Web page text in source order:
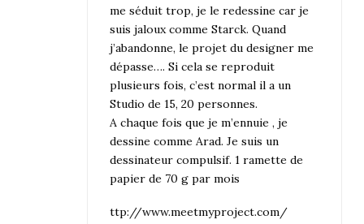
me séduit trop, je le redessine car je
suis jaloux comme Starck. Quand
j’abandonne, le projet du designer me
dépasse…. Si cela se reproduit
plusieurs fois, c’est normal il a un
Studio de 15, 20 personnes.
A chaque fois que je m’ennuie , je
dessine comme Arad. Je suis un
dessinateur compulsif. 1 ramette de
papier de 70 g par mois
ttp://www.meetmyproject.com/